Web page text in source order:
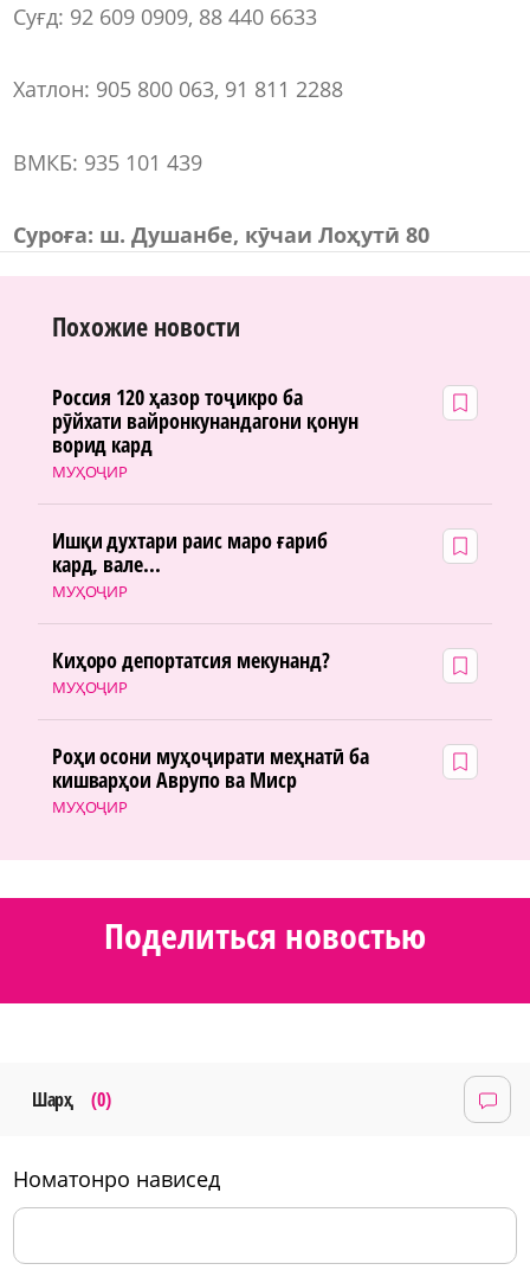
Суғд: 92 609 0909, 88 440 6633
Хатлон: 905 800 063, 91 811 2288
ВМКБ: 935 101 439
Суроға: ш. Душанбе, кӯчаи Лоҳутӣ 80
Похожие новости
МУҲОҶИР
Россия 120 ҳазор тоҷикро ба
рӯйхати вайронкунандагони қонун
ворид кард
МУҲОҶИР
Ишқи духтари раис маро ғариб
кард, вале...
МУҲОҶИР
Киҳоро депортатсия мекунанд?
МУҲОҶИР
Роҳи осони муҳоҷирати меҳнатӣ ба
кишварҳои Аврупо ва Миср
Поделиться новостью
Шарҳ (0)
номатонро нависед